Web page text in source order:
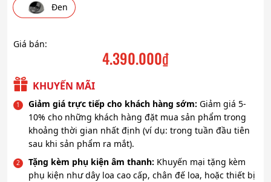
Đen
Giá bán:
4.390.000₫
KHUYẾN MÃI
Giảm giá trực tiếp cho khách hàng sớm: Giảm giá 5-
10% cho những khách hàng đặt mua sản phẩm trong
khoảng thời gian nhất định (ví dụ: trong tuần đầu tiên
sau khi sản phẩm ra mắt).
Tặng kèm phụ kiện âm thanh: Khuyến mại tặng kèm
phụ kiện như dây loa cao cấp, chân đế loa, hoặc thiết bị